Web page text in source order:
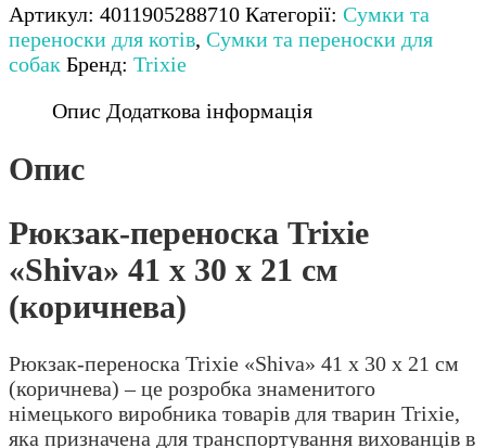
Артикул: 4011905288710 Категорії: Сумки та
переноски для котів, Сумки та переноски для
собак Бренд: Trixie
Опис Додаткова інформація
Опис
Рюкзак-переноска Trixie
«Shiva» 41 x 30 x 21 см
(коричнева)
Рюкзак-переноска Trixie «Shiva» 41 x 30 x 21 см
(коричнева) – це розробка знаменитого
німецького виробника товарів для тварин Trixie,
яка призначена для транспортування вихованців в